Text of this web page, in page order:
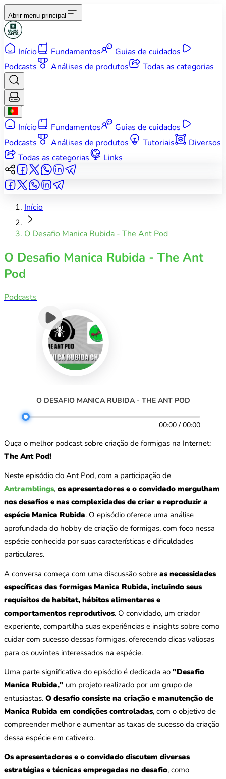
Abrir menu principal
Início Fundamentos
Guias de cuidados
Podcasts
Análises de produtos Todas as categorias
Início Fundamentos
Guias de cuidados
Podcasts
Análises de produtos Tutoriais
Diversos
Todas as categorias
Links
Início
O Desafio Manica Rubida - The Ant Pod
O Desafio Manica Rubida - The Ant
Pod
Podcasts
O DESAFIO MANICA RUBIDA - THE ANT POD
00:00 / 00:00
Ouça o melhor podcast sobre criação de formigas na Internet:
The Ant Pod!
Neste episódio do Ant Pod, com a participação de
Antramblings, os apresentadores e o convidado mergulham
nos desafios e nas complexidades de criar e reproduzir a
espécie Manica Rubida. O episódio oferece uma análise
aprofundada do hobby de criação de formigas, com foco nessa
espécie conhecida por suas características e dificuldades
particulares.
A conversa começa com uma discussão sobre as necessidades
específicas das formigas Manica Rubida, incluindo seus
requisitos de habitat, hábitos alimentares e
comportamentos reprodutivos. O convidado, um criador
experiente, compartilha suas experiências e insights sobre como
cuidar com sucesso dessas formigas, oferecendo dicas valiosas
para os ouvintes interessados na espécie.
Uma parte significativa do episódio é dedicada ao "Desafio
Manica Rubida," um projeto realizado por um grupo de
entusiastas. O desafio consiste na criação e manutenção de
Manica Rubida em condições controladas, com o objetivo de
compreender melhor e aumentar as taxas de sucesso da criação
dessa espécie em cativeiro.
Os apresentadores e o convidado discutem diversas
estratégias e técnicas empregadas no desafio, como